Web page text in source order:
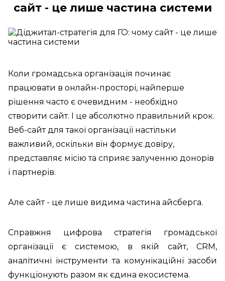
сайт - це лише частина системи
Коли громадська організація починає
працювати в онлайн-просторі, найперше
рішення часто є очевидним - необхідно
створити сайт. І це абсолютно правильний крок.
Веб-сайт для такої організації настільки
важливий, оскільки він формує довіру,
представляє місію та сприяє залученню донорів
і партнерів.
Але сайт - це лише видима частина айсберга.
Справжня цифрова стратегія громадської
організації є системою, в якій сайт, CRM,
аналітичні інструменти та комунікаційні засоби
функціонують разом як єдина екосистема.